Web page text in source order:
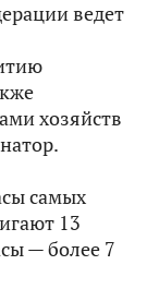
ведет
хозяйств
самых
13
— более 7